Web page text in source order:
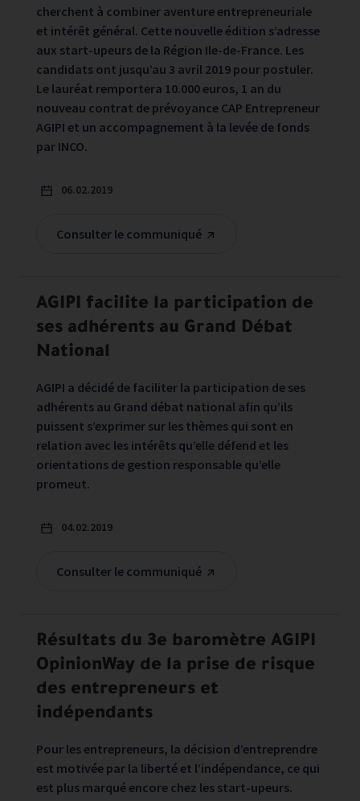
cherchent à combiner aventure entrepreneuriale
et intérêt général. Cette nouvelle édition s’adresse
aux start-upeurs de la Région Ile-de-France. Les
candidats ont jusqu’au 3 avril 2019 pour postuler.
Le lauréat remportera 10.000 euros, 1 an du
nouveau contrat de prévoyance CAP Entrepreneur
AGIPI et un accompagnement à la levée de fonds
par INCO.
Consulter le communiqué
06.02.2019
AGIPI facilite la participation de
ses adhérents au Grand Débat
National
AGIPI a décidé de faciliter la participation de ses
adhérents au Grand débat national afin qu’ils
puissent s’exprimer sur les thèmes qui sont en
relation avec les intérêts qu’elle défend et les
orientations de gestion responsable qu’elle
promeut.
Consulter le communiqué
04.02.2019
Résultats du 3e baromètre AGIPI
OpinionWay de la prise de risque
des entrepreneurs et
indépendants
Pour les entrepreneurs, la décision d’entreprendre
est motivée par la liberté et l’indépendance, ce qui
est plus marqué encore chez les start-upeurs.